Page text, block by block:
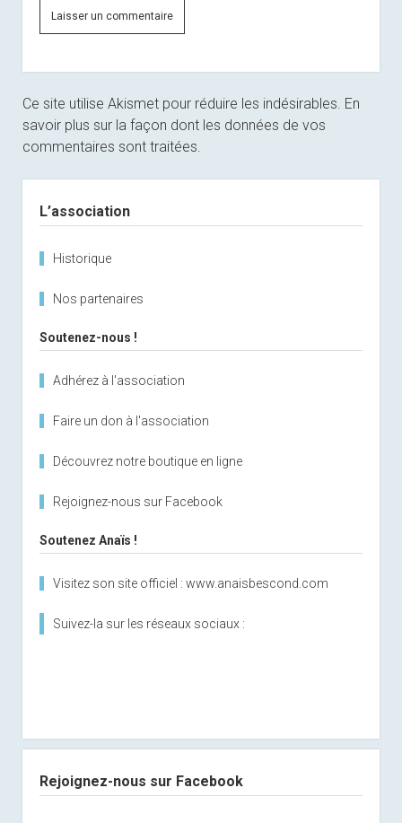
Ce site utilise Akismet pour réduire les indésirables. En
savoir plus sur la façon dont les données de vos
commentaires sont traitées.
L’association
Historique
Nos partenaires
Soutenez-nous !
Adhérez à l'association
Faire un don à l'association
Découvrez notre boutique en ligne
Rejoignez-nous sur Facebook
Soutenez Anaïs !
Visitez son site officiel : www.anaisbescond.com
Suivez-la sur les réseaux sociaux :
Rejoignez-nous sur Facebook